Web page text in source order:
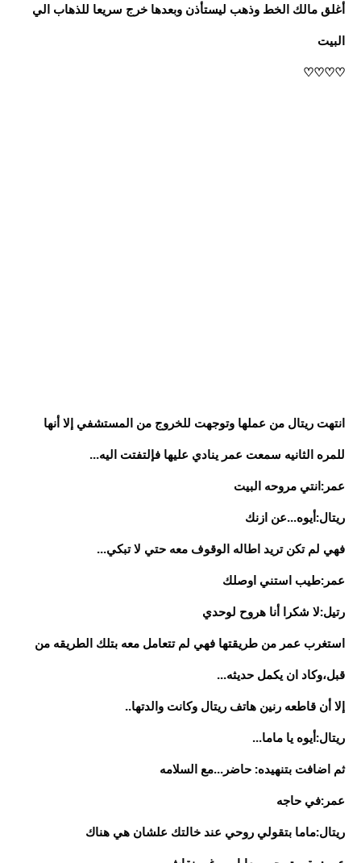
أغلق مالك الخط وذهب ليستأذن وبعدها خرج سريعا للذهاب الي
البيت
♡♡♡♡
انتهت ريتال من عملها وتوجهت للخروج من المستشفي إلا أنها
للمره الثانيه سمعت عمر ينادي عليها فإلتفتت اليه...
عمر:انتي مروحه البيت
ريتال:أيوه...عن ازنك
فهي لم تكن تريد اطاله الوقوف معه حتي لا تبكي...
عمر:طيب استني اوصلك
رتيل:لا شكرا أنا هروح لوحدي
استغرب عمر من طريقتها فهي لم تتعامل معه بتلك الطريقه من
قبل،وكاد ان يكمل حديثه...
إلا أن قاطعه رنين هاتف ريتال وكانت والدتها..
ريتال:أيوه يا ماما...
ثم اضافت بتنهيده: حاضر...مع السلامه
عمر:في حاجه
ريتال:ماما بتقولي روحي عند خالتك علشان هي هناك